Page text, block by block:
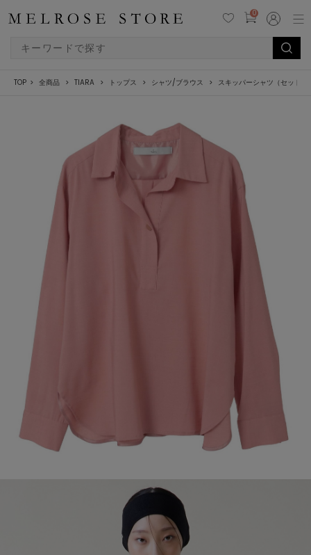
0
TOP 全商品 TIARA トップス シャツ/ブラウス スキッパーシャツ（セットア